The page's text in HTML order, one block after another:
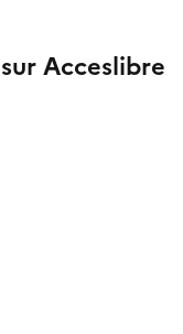
Acceslibre